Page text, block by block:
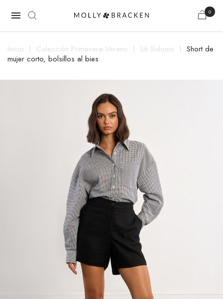
 0
Inicio Colección Primavera-Verano Lili Sidonio
Short de
mujer corto, bolsillos al bies